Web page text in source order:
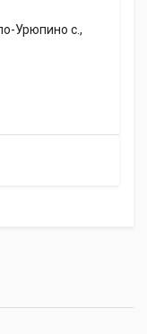
Урюпино с.,